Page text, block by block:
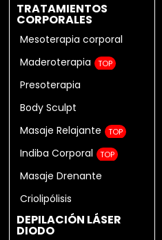
TRATAMIENTOS
CORPORALES
Mesoterapia corporal
Maderoterapia
TOP
Presoterapia
Body Sculpt
Masaje Relajante
TOP
Indiba Corporal TOP
Masaje Drenante
Criolipólisis
DEPILACIÓN LÁSER
DIODO